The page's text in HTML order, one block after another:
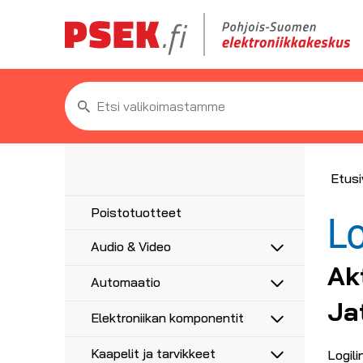
Etsi:
Poistotuotteet
Audio & Video
UHF, VHF, FM
Asennustarvikkeet
Koaksiaalikaapelit liittimillä
Adapterit
Audioadapterit
AV-Liittimet
Automaatio
Anturikaapelit ja -liittimet
Hälytysvalot ja -äänet
Elektroniikan komponentit
Kaapelit ja tarvikkeet